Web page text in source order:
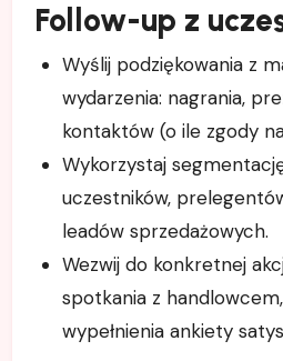
Follow-up z
Wyślij podziękowania z
wydarzenia: nagrania,
kontaktów (o ile zgody
Wykorzystaj
uczestników,
leadów sprzedażowych.
Wezwij do konkretnej
spotkania z
wypełnienia ankiety